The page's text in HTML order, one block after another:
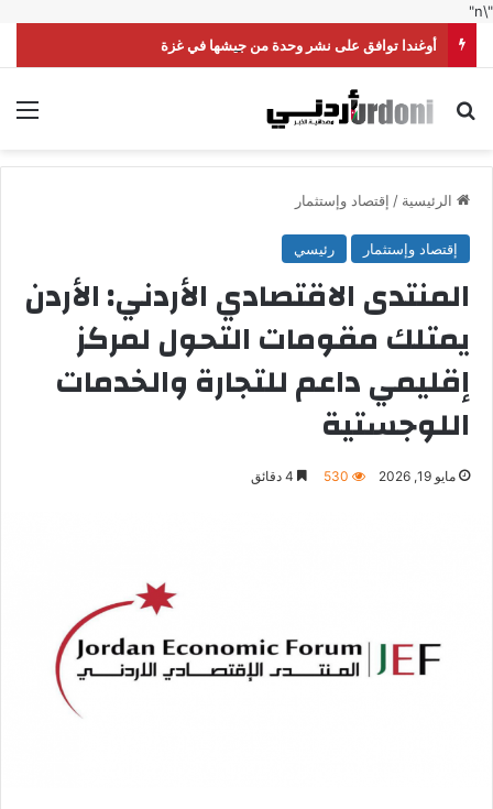
"\n"
أوغندا توافق على نشر وحدة من جيشها في غزة
بحث عن
الرئيسية / إقتصاد وإستثمار
إقتصاد وإستثمار رئيسي
المنتدى الاقتصادي الأردني: الأردن
يمتلك مقومات التحول لمركز
إقليمي داعم للتجارة والخدمات
اللوجستية
مايو 19, 2026 530